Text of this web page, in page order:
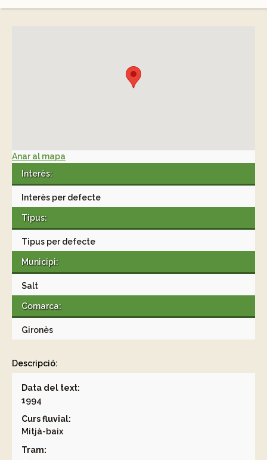
Anar al mapa
Interès:
Interès per defecte
Tipus:
Tipus per defecte
Municipi:
Salt
Comarca:
Gironès
Descripció:
Data del text:
1994
Curs fluvial:
Mitjà-baix
Tram: